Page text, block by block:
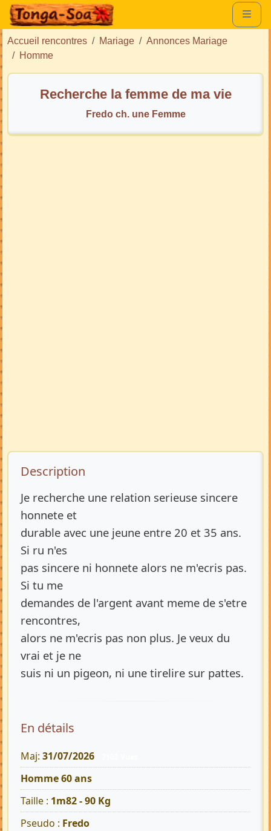
Accueil rencontres Mariage
Annonces Mariage
Homme
Recherche la femme de ma vie
Fredo ch. une Femme
Description de l’annonce
Description
Je recherche une relation serieuse sincere
honnete et
durable avec une jeune entre 20 et 35 ans.
Si ru n'es
pas sincere ni honnete alors ne m'ecris pas.
Si tu me
demandes de l'argent avant meme de s'etre
rencontres,
alors ne m'ecris pas non plus. Je veux du
vrai et je ne
suis ni un pigeon, ni une tirelire sur pattes.
En détails
Maj: 31/07/2026
Homme 60 ans
Taille : 1m82 - 90 Kg
Pseudo : Fredo